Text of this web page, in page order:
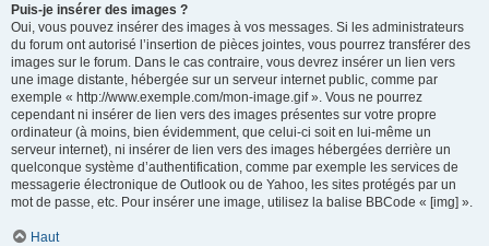
Puis-je insérer des images ?
Oui, vous pouvez insérer des images à vos messages. Si les administrateurs
du forum ont autorisé l’insertion de pièces jointes, vous pourrez transférer des
images sur le forum. Dans le cas contraire, vous devrez insérer un lien vers
une image distante, hébergée sur un serveur internet public, comme par
exemple « http://www.exemple.com/mon-image.gif ». Vous ne pourrez
cependant ni insérer de lien vers des images présentes sur votre propre
ordinateur (à moins, bien évidemment, que celui-ci soit en lui-même un
serveur internet), ni insérer de lien vers des images hébergées derrière un
quelconque système d’authentification, comme par exemple les services de
messagerie électronique de Outlook ou de Yahoo, les sites protégés par un
mot de passe, etc. Pour insérer une image, utilisez la balise BBCode « [img] ».
Haut